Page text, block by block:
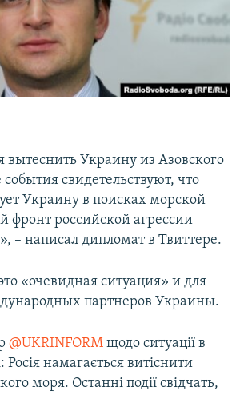
вытеснить Украину из Азовского
свидетельствуют, что
Украину в поисках морской
фронт российской агрессии
– написал дипломат в Твиттере.
«очевидная ситуация» и для
партнеров Украины.
@UKRINFORM щодо ситуації в
намагається витіснити
моря. Останні події свідчать,